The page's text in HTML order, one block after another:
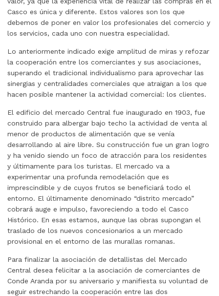
Casco es única y diferente. Estos valores son los que
debemos de poner en valor los profesionales del comercio y
los servicios, cada uno con nuestra especialidad.
Lo anteriormente indicado exige amplitud de miras y refozar
la cooperación entre los comerciantes y sus asociaciones,
superando el tradicional individualismo para aprovechar las
sinergias y centralidades comerciales que atraigan a los que
hacen posible mantener la actividad comercial: los clientes.
El edificio del mercado Central fue inaugurado en 1903, fue
construido para albergar bajo techo la actividad de venta al
menor de productos de alimentación que se venía
desarrollando al aire libre. Su construcción fue un gran logro
y ha venido siendo un foco de atracción para los residentes
y últimamente para los turistas. El mercado va a
experimentar una profunda remodelación que es
imprescindible y de cuyos frutos se beneficiará todo el
entorno. El últimamente denominado “distrito mercado”
cobrará auge e impulso, favoreciendo a todo el Casco
Histórico. En esas estamos, aunque las obras supongan el
traslado de los nuevos concesionarios a un mercado
provisional en el entorno de las murallas romanas.
Para finalizar la asociación de detallistas del Mercado
Central desea felicitar a la asociación de comerciantes de
Conde Aranda por su aniversario y manifiesta su voluntad de
seguir estrechando la cooperación entre las dos